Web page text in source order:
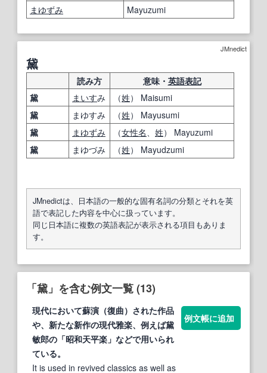
まゆずみ
Mayuzumi
JMnedict
黛
読み方 意味・ 英語表記
黛
まいすみ （姓） Maisumi
黛
まゆすみ （姓） Mayusumi
黛
まゆずみ （女性名 姓） Mayuzumi
黛
まゆづみ （姓） Mayudzumi
JMnedictは、日本語の一般的な固有名詞の分類とそれを英
語で表記した内容を中心に扱っています。
同じ日本語に複数の英語表記が表示される項目もありま
す。
「黛」を含む例文一覧 (13)
現代において蘇演（復曲）された作品
や、新たな新作の現代雅楽、例えば黛
敏郎の「昭和天平楽」などで用いられ
ている。
It is used in revived classics as well as
例文帳に追加